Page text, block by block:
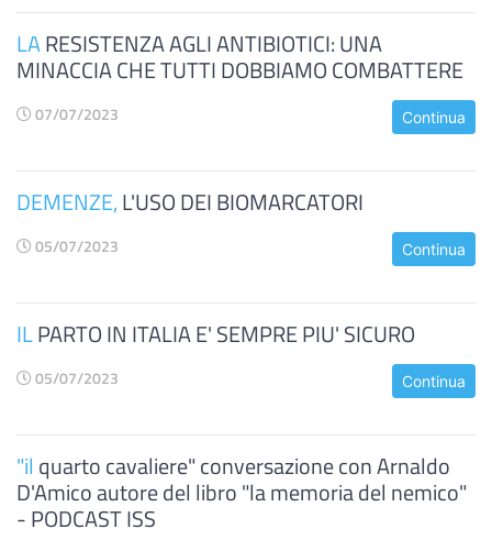
LARESISTENZA AGLI ANTIBIOTICI: UNA
MINACCIA CHE TUTTI DOBBIAMO COMBATTERE
07/07/2023 Continua
DEMENZE,L'USO DEI BIOMARCATORI
05/07/2023 Continua
ILPARTO IN ITALIA E' SEMPRE PIU' SICURO
05/07/2023 Continua
"il quarto cavaliere" conversazione con Arnaldo
D'Amico autore del libro "la memoria del nemico"
- PODCAST ISS